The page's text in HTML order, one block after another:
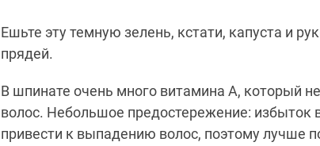
Ешьте эту темную зелень, кстати, капуста и
прядей.
В шпинате очень много витамина А, который
волос. Небольшое предостережение: избыток
привести к выпадению волос, поэтому лучше